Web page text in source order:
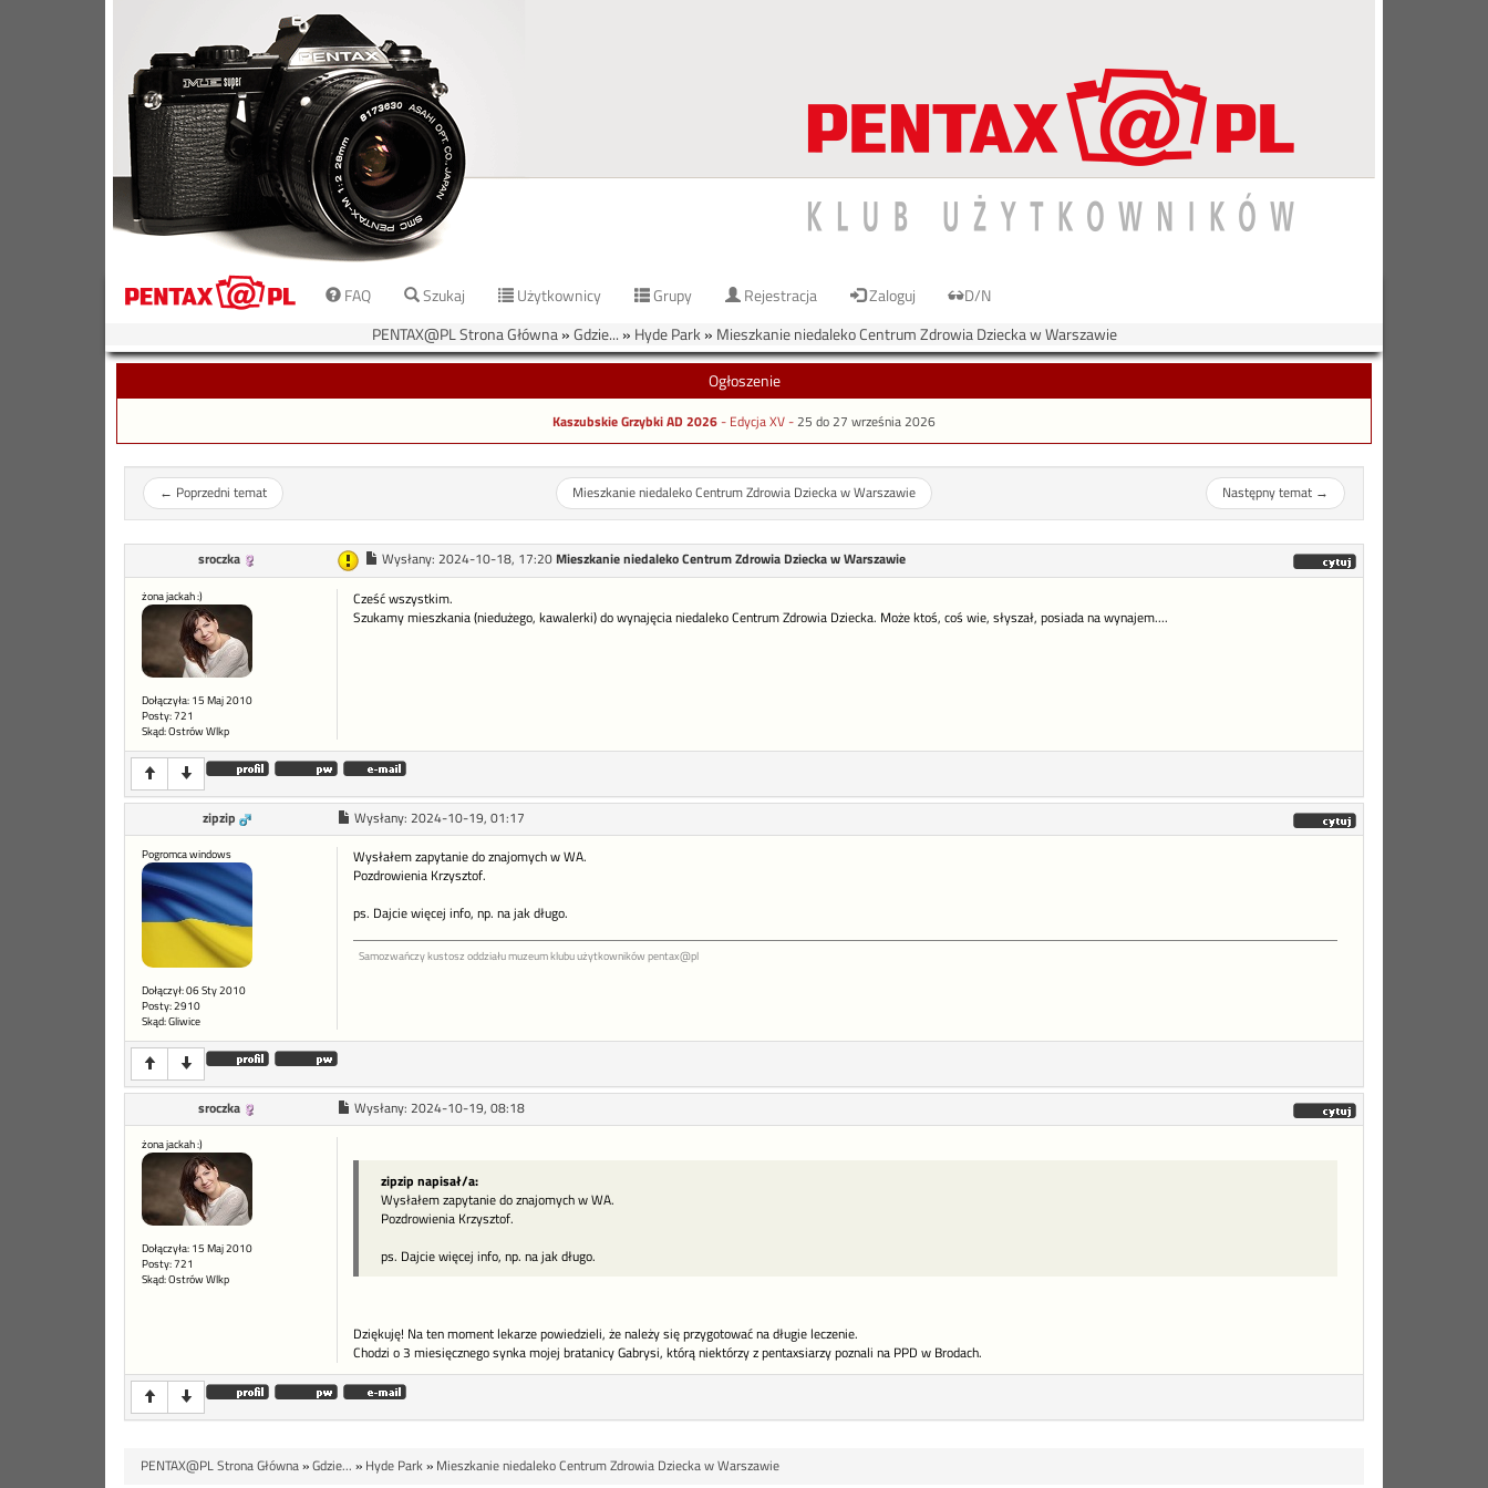
FAQ Szukaj Użytkownicy Grupy Rejestracja Zaloguj
D/N
PENTAX@PL Strona Główna»Gdzie... » Hyde Park» Mieszkanie niedaleko Centrum Zdrowia Dziecka w Warszawie
Ogłoszenie
Kaszubskie Grzybki AD 2026- Edycja XV -25 do 27 września 2026
← Poprzedni temat Mieszkanie niedaleko Centrum Zdrowia Dziecka w Warszawie Następny temat→
sroczka Wysłany: 2024-10-18, 17:20 Mieszkanie niedaleko Centrum Zdrowia Dziecka w Warszawie
żona jackah :)
Dołączyła: 15 Maj 2010
Posty: 721
Skąd: Ostrów Wlkp
Cześć wszystkim.
Szukamy mieszkania (niedużego, kawalerki) do wynajęcia niedaleko Centrum Zdrowia Dziecka. Może ktoś, coś wie, słyszał, posiada na wynajem....
zipzip Wysłany: 2024-10-19, 01:17
Pogromca windows
Dołączył: 06 Sty 2010
Posty: 2910
Skąd: Gliwice
Wysłałem zapytanie do znajomych w WA.
Pozdrowienia Krzysztof.
ps. Dajcie więcej info, np. na jak długo.
Samozwańczy kustosz oddziału muzeum klubu użytkowników pentax@pl
sroczka Wysłany: 2024-10-19, 08:18
żona jackah :)
Dołączyła: 15 Maj 2010
Posty: 721
Skąd: Ostrów Wlkp
zipzip napisał/a:
Wysłałem zapytanie do znajomych w WA.
Pozdrowienia Krzysztof.
ps. Dajcie więcej info, np. na jak długo.
Dziękuję! Na ten moment lekarze powiedzieli, że należy się przygotować na długie leczenie.
Chodzi o 3 miesięcznego synka mojej bratanicy Gabrysi, którą niektórzy z pentaxsiarzy poznali na PPD w Brodach.
PENTAX@PL Strona Główna»Gdzie... » Hyde Park» Mieszkanie niedaleko Centrum Zdrowia Dziecka w Warszawie